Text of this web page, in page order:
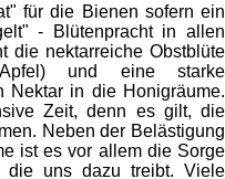
für die Bienen sofern ein
- Blütenpracht in allen
die nektarreiche Obstblüte
und eine starke
Nektar in die Honigräume.
Zeit, denn es gilt, die
Neben der Belästigung
ist es vor allem die Sorge
die uns dazu treibt. Viele